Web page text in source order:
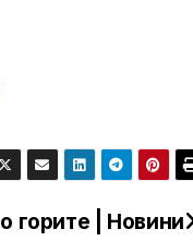
горите | Новини